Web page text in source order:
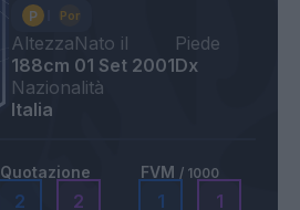
Altezza
188cm
Nato il
01 Set 2001
Piede
Dx
Nazionalità
Italia
Quotazione
2 2
FVM / 1000
1 1